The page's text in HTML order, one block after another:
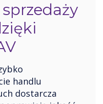
handlu
dostarcza